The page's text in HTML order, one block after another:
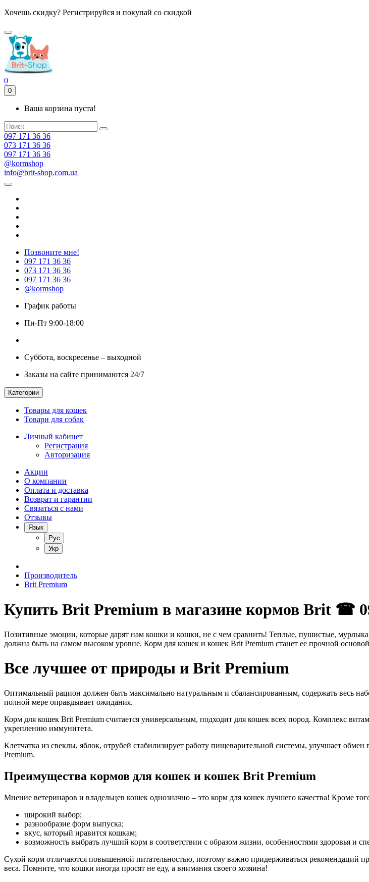
Хочешь скидку? Регистрируйся и покупай со скидкой
0
0
Ваша корзина пуста!
097 171 36 36
073 171 36 36
097 171 36 36
@kormshop
info@brit-shop.com.ua
Позвоните мне!
097 171 36 36
073 171 36 36
097 171 36 36
@kormshop
График работы
Пн-Пт 9:00-18:00
Суббота, воскресенье – выходной
Заказы на сайте принимаются 24/7
Категории
Товары для кошек
Товари для собак
Личный кабинет
Регистрация
Авторизация
Акции
О компании
Оплата и доставка
Возврат и гарантии
Связаться с нами
Отзывы
Язык
Рус
Укр
Производитель
Brit Premium
Купить Brit Premium в магазине кормов Brit ☎
Позитивные эмоции, которые дарят нам кошки и кошки, не с чем сравнить! Теплые, пушистые,
должна быть на самом высоком уровне. Корм для кошек и кошек Brit Premium станет ее прочной
Все лучшее от природы и Brit Premium
Оптимальный рацион должен быть максимально натуральным и сбалансированным, содержать весь
полной мере оправдывает ожидания.
Корм для кошек Brit Premium считается универсальным, подходит для кошек всех пород. Комплекс
укреплению иммунитета.
Клетчатка из свеклы, яблок, отрубей стабилизирует работу пищеварительной системы, улучшает
Premium.
Преимущества кормов для кошек и кошек Brit Premium
Мнение ветеринаров и владельцев кошек однозначно – это корм для кошек лучшего качества! Кроме
широкий выбор;
разнообразие форм выпуска;
вкус, который нравится кошкам;
возможность выбрать лучший корм в соответствии с образом жизни, особенностями здоровья и
Сухой корм отличаются повышенной питательностью, поэтому важно придерживаться рекомендаций
веса. Помните, что кошки иногда просят не еду, а внимания своего хозяина!